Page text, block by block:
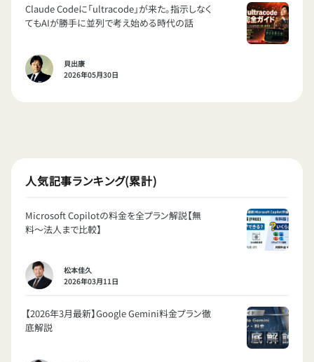
Claude Codeに「ultracode」が来た。指示しなく
てもAIが勝手に並列で考え始める時代の話
貝出康
2026年05月30日
人気記事ランキング(累計)
Microsoft Copilotの料金を全プラン解説【無
料〜法人まで比較】
松本佳久
2026年03月11日
【2026年3月最新】Google Gemini料金プラン徹
底解説